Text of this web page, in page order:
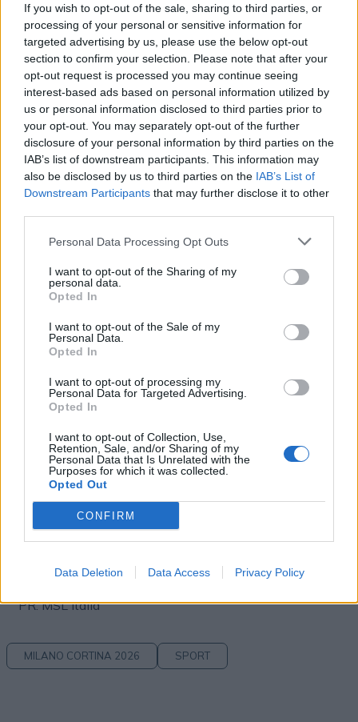
If you wish to opt-out of the sale, sharing to third parties, or
processing of your personal or sensitive information for
targeted advertising by us, please use the below opt-out
section to confirm your selection. Please note that after your
opt-out request is processed you may continue seeing
interest-based ads based on personal information utilized by
us or personal information disclosed to third parties prior to
your opt-out. You may separately opt-out of the further
disclosure of your personal information by third parties on the
IAB’s list of downstream participants. This information may
also be disclosed by us to third parties on the IAB’s List of
Downstream Participants that may further disclose it to other
Personal Data Processing Opt Outs
I want to opt-out of the Sharing of my
personal data.
Opted In
I want to opt-out of the Sale of my
Personal Data.
Opted In
I want to opt-out of processing my
Personal Data for Targeted Advertising.
Opted In
I want to opt-out of Collection, Use,
Retention, Sale, and/or Sharing of my
Personal Data that Is Unrelated with the
Purposes for which it was collected.
Opted Out
CONFIRM
Data Deletion Data Access Privacy Policy
favorire la raccolta delle confezioni, Coca-Cola ha
sviluppato un piano di comunicazione capillare con un
impattante pianificazione OOH, un piano digital e
social, con materiali video e statici, sia a livello
nazionale che con push nelle aree delle venue
olimpiche. La call to action è chiara e diretta e invita a
tutti a raccogliere le bottiglie, che potrebbero avere
una nuova vita se correttamente riciclate.
Credits
Art Director: Camille Covemaeker
Art Director: Margaux Bazin
Production: Hogarth (Agency Producer & Sound
Production)
Producton & Post-Production: Big
Director: Adrien Lagier & Roman Bellity
DOP: Charlie Nazmjou
Pianificazione media: Essence Mediacom Italia
PR: MSL Italia
MILANO CORTINA 2026 SPORT